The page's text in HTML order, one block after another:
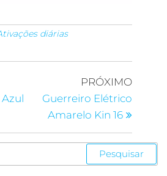
diárias
PRÓXIMO
Guerreiro Elétrico
Amarelo Kin 16